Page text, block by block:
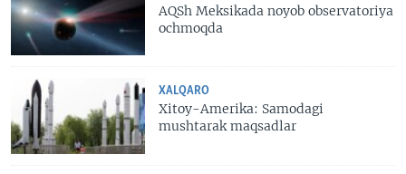
AQSh Meksikada noyob observatoriya
ochmoqda
XALQARO
Xitoy-Amerika: Samodagi
mushtarak maqsadlar